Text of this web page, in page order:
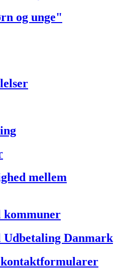
og unge"
mellem
kommuner
Udbetaling Danmark